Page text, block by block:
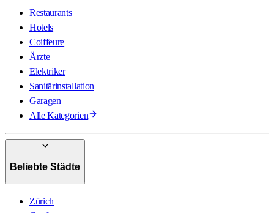
Restaurants
Hotels
Coiffeure
Ärzte
Elektriker
Sanitärinstallation
Garagen
Alle Kategorien
Beliebte Städte
Zürich